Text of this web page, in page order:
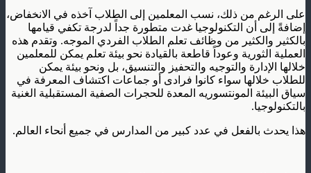
على الرغم من ذلك، نسب المعلمين إلى الطلاب آخذه في الانخفاض،
إضافةً إلى أن التكنولوجيا غدت متطورة جداً لدرجة تكفي قيامها
بالكثير والكثير من وظائف تعلم الطلاب الفردي الموجه. وتقدم هذه
العملية الثورية وعوداً قاطعة بالقيادة نحو بيئة تعلم يمكن للمعلمين
خلالها الإدارة والتوجيه والتحفيز والتنسيق، بل ونحو بيئة يمكن
للطلاب خلالها سواء كانوا فرادى أو جماعات اكتشاف المعرفة في
سياق البيئة المونتسوريه المعدة للحجرات الصفية المستقبلية الغنية
بالتكنولوجيا.
هذا يحدث بالفعل في عدد كبير من المدارس في جميع أنحاء العالم.